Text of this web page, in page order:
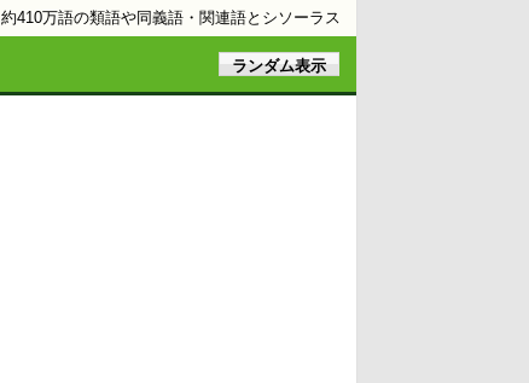
約410万語の類語や同義語・関連語とシソーラス